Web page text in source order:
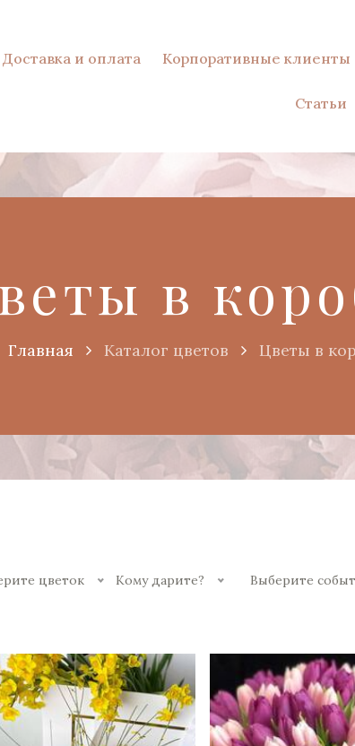
Доставка и оплата Корпоративные клиенты
Статьи
в
Главная Каталог цветов Цветы в
цветок Кому дарите? Выберите